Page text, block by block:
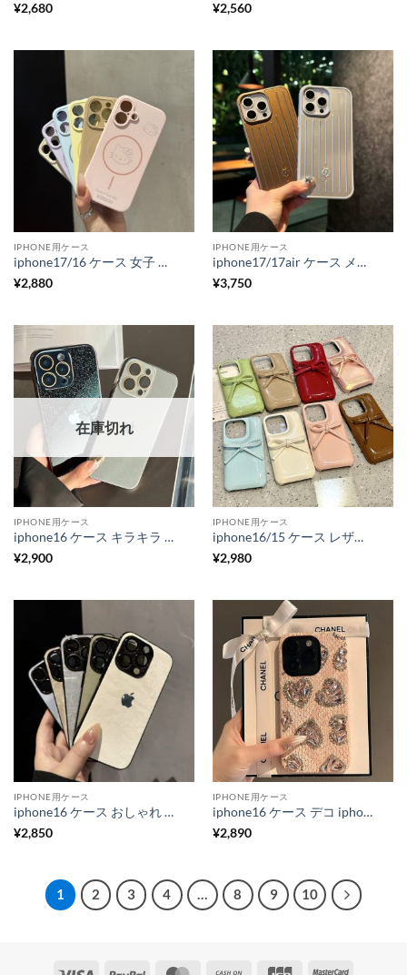
¥2,680
¥2,560
IPHONE用ケース
iphone17/16 ケース 女子 人気 iphone17pro/16pro/16 ケース magsafe かわいい スマホ ケース シリコン iphone15/15pro ケース マグセーフ iphone ケース 韓国 流行り
¥2,880
IPHONE用ケース
iphone17/17air ケース メンズ 人気 iphone17pro/16pro ケース アルミニウム iphone16/15 ケース ビジネス スマホ ケース 衝撃 吸収 iphone ケース モテ る メンズ
¥3,750
在庫切れ
IPHONE用ケース
iphone16 ケース キラキラ iphone17pro/16pro ケース ラメ グリッター スマホ ガラス ケース アイフォン15プロ/15 ケース かわいい iphone14 ケース レンズ カバー 付き 夏 っ ぽい iphone ケース
¥2,900
IPHONE用ケース
iphone16/15 ケース レザー かわいい iphone16pro/16promax ケース 大人 かわいい リボン の スマホケース iphone15/14プロ ケース 個性 的 iphone ケース 人気 女性 30 代
¥2,980
IPHONE用ケース
iphone16 ケース おしゃれ iphone16pro/15pro ケース 布 iphone14/13 ケース カメラ 保護 アイフォン ケース かわいい スマホケース 女性 人気
¥2,850
IPHONE用ケース
iphone16 ケース デコ iphone16pro ケース ハート 柄 iphone ケース 人気 大人 女子 iphone15/14 ケース おしゃれ 韓国 スマホケース レザー かわいい M122
¥2,890
1 2 3 4 … 8 9 10